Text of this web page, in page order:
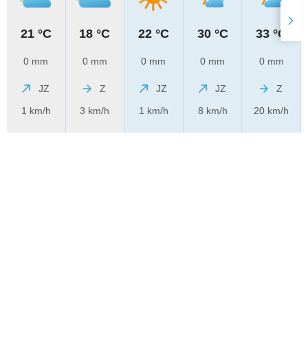
21 °C
0 mm
JZ
1 km/h
18 °C
0 mm
Z
3 km/h
22 °C
0 mm
JZ
1 km/h
30 °C
0 mm
JZ
8 km/h
33 °C
0 mm
Z
20 km/h